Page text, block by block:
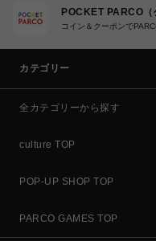
POCKET PARCO（
コイン＆クーポンで
カテゴリー
全カテゴリーから探す
culture TOP
POP-UP SHOP TOP
PARCO GAMES TOP